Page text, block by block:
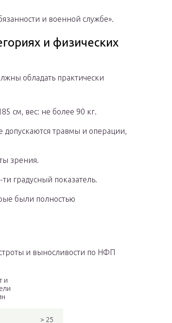
и военной службе».
и физических
обладать практически
см, вес: не более 90 кг.
допускаются травмы и операции,
зрения.
градусный показатель.
были полностью
и выносливости по НФП
и
> 25